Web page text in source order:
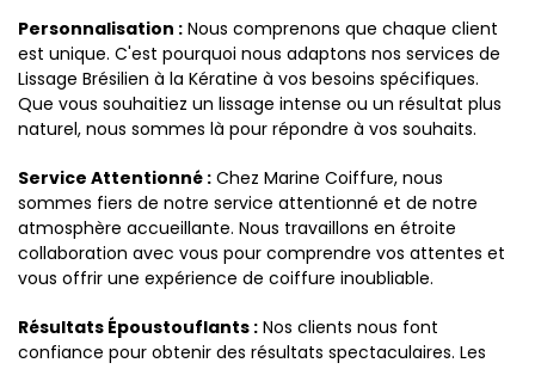
Personnalisation : Nous comprenons que chaque client
est unique. C'est pourquoi nous adaptons nos services de
Lissage Brésilien à la Kératine à vos besoins spécifiques.
Que vous souhaitiez un lissage intense ou un résultat plus
naturel, nous sommes là pour répondre à vos souhaits.
Service Attentionné : Chez Marine Coiffure, nous
sommes fiers de notre service attentionné et de notre
atmosphère accueillante. Nous travaillons en étroite
collaboration avec vous pour comprendre vos attentes et
vous offrir une expérience de coiffure inoubliable.
Résultats Époustouflants : Nos clients nous font
confiance pour obtenir des résultats spectaculaires. Les